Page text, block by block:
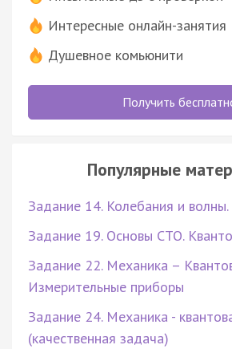
Интересные онлайн-занятия
Душевное комьюнити
Получить
Популярные
Задание 14. Колебания и
Задание 19. Основы СТО.
Задание 22. Механика –
Измерительные приборы
Задание 24. Механика -
(качественная задача)